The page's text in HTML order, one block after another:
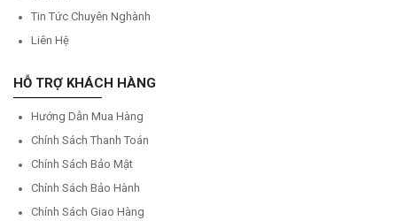
Tin Tức Chuyên Nghành
Liên Hệ
HỖ TRỢ KHÁCH HÀNG
Hướng Dẫn Mua Hàng
Chính Sách Thanh Toán
Chính Sách Bảo Mật
Chính Sách Bảo Hành
Chính Sách Giao Hàng